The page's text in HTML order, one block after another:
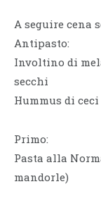
A seguire cena
Antipasto:
Involtino di
secchi
Hummus di
Primo:
Pasta alla
mandorle)